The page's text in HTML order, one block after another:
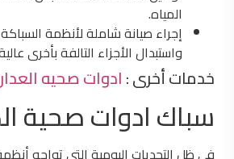
المياه.
إجراء صيانة شاملة لأنظمة السباكة
واستبدال الأجزاء التالفة بأخرى عالية
خدمات أخرى :ادوات صحيه العدان
سباك ادوات صحية
في ظل التحديات اليومية التي تواجه